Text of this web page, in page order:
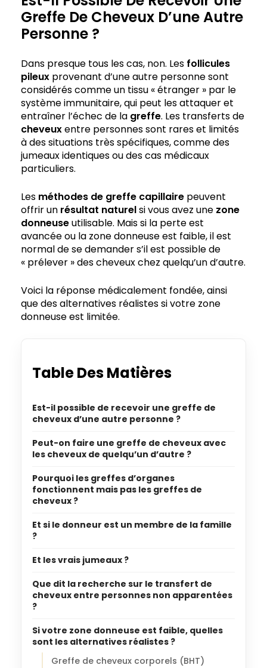
Greffe De Cheveux D’une Autre
Personne ?
Dans presque tous les cas, non. Les follicules
pileux provenant d’une autre personne sont
considérés comme un tissu « étranger » par le
système immunitaire, qui peut les attaquer et
entraîner l’échec de la greffe. Les transferts de
cheveuxentre personnes sont rares et limités
à des situations très spécifiques, comme des
jumeaux identiques ou des cas médicaux
particuliers.
Les méthodes de greffe capillaire peuvent
offrir un résultat naturelsi vous avez une zone
donneuseutilisable. Mais si la perte est
avancée ou la zone donneuse est faible, il est
normal de se demander s’il est possible de
« prélever » des cheveux chez quelqu’un d’autre.
Voici la réponse médicalement fondée, ainsi
que des alternatives réalistes si votre zone
donneuse est limitée.
Table Des Matières
Est-il possible de recevoir une greffe de
cheveux d’une autre personne ?
Peut-on faire une greffe de cheveux avec
les cheveux de quelqu’un d’autre ?
Pourquoi les greffes d’organes
fonctionnent mais pas les greffes de
cheveux ?
Et si le donneur est un membre de la famille
?
Et les vrais jumeaux ?
Que dit la recherche sur le transfert de
cheveux entre personnes non apparentées
?
Si votre zone donneuse est faible, quelles
sont les alternatives réalistes ?
Greffe de cheveux corporels (BHT)